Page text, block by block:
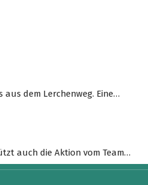
dem Lerchenweg. Eine
auch die Aktion vom Team